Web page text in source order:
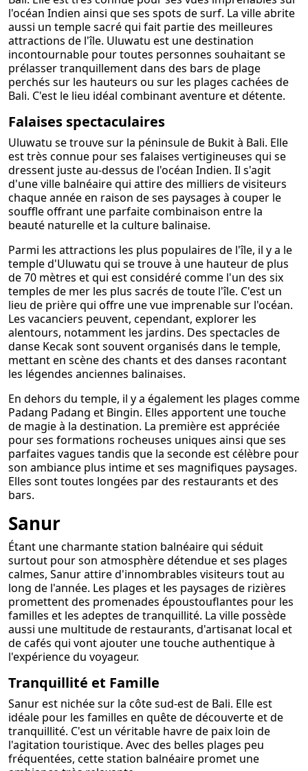
l'océan Indien ainsi que ses spots de surf. La ville abrite
aussi un temple sacré qui fait partie des meilleures
attractions de l'île. Uluwatu est une destination
incontournable pour toutes personnes souhaitant se
prélasser tranquillement dans des bars de plage
perchés sur les hauteurs ou sur les plages cachées de
Bali. C'est le lieu idéal combinant aventure et détente.
Falaises spectaculaires
Uluwatu se trouve sur la péninsule de Bukit à Bali. Elle
est très connue pour ses falaises vertigineuses qui se
dressent juste au-dessus de l'océan Indien. Il s'agit
d'une ville balnéaire qui attire des milliers de visiteurs
chaque année en raison de ses paysages à couper le
souffle offrant une parfaite combinaison entre la
beauté naturelle et la culture balinaise.
Parmi les attractions les plus populaires de l'île, il y a le
temple d'Uluwatu qui se trouve à une hauteur de plus
de 70 mètres et qui est considéré comme l'un des six
temples de mer les plus sacrés de toute l'île. C'est un
lieu de prière qui offre une vue imprenable sur l'océan.
Les vacanciers peuvent, cependant, explorer les
alentours, notamment les jardins. Des spectacles de
danse Kecak sont souvent organisés dans le temple,
mettant en scène des chants et des danses racontant
les légendes anciennes balinaises.
En dehors du temple, il y a également les plages comme
Padang Padang et Bingin. Elles apportent une touche
de magie à la destination. La première est appréciée
pour ses formations rocheuses uniques ainsi que ses
parfaites vagues tandis que la seconde est célèbre pour
son ambiance plus intime et ses magnifiques paysages.
Elles sont toutes longées par des restaurants et des
bars.
Sanur
Étant une charmante station balnéaire qui séduit
surtout pour son atmosphère détendue et ses plages
calmes, Sanur attire d'innombrables visiteurs tout au
long de l'année. Les plages et les paysages de rizières
promettent des promenades époustouflantes pour les
familles et les adeptes de tranquillité. La ville possède
aussi une multitude de restaurants, d'artisanat local et
de cafés qui vont ajouter une touche authentique à
l'expérience du voyageur.
Tranquillité et Famille
Sanur est nichée sur la côte sud-est de Bali. Elle est
idéale pour les familles en quête de découverte et de
tranquillité. C'est un véritable havre de paix loin de
l'agitation touristique. Avec des belles plages peu
fréquentées, cette station balnéaire promet une